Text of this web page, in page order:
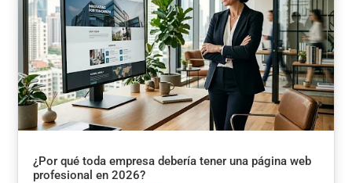
¿Por qué toda empresa debería tener una página web
profesional en 2026?